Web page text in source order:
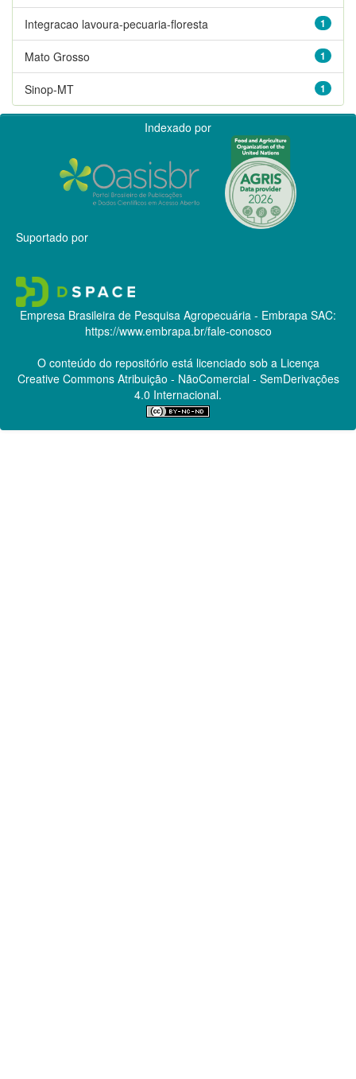
1
Integracao lavoura-pecuaria-floresta
1
Mato Grosso
1
Sinop-MT
Indexado por
Suportado por
Empresa Brasileira de Pesquisa Agropecuária - Embrapa SAC:
https://www.embrapa.br/fale-conosco
O conteúdo do repositório está licenciado sob a Licença
Creative CommonsAtribuição - NãoComercial - SemDerivações
4.0 Internacional.